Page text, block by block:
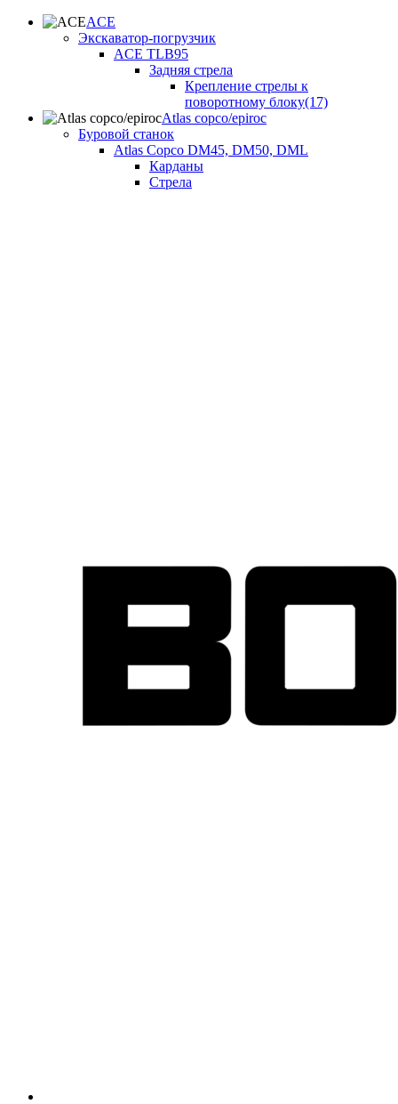
ACE
Экскаватор-погрузчик
ACE TLB95
Задняя стрела
Крепление стрелы к
поворотному блоку(17)
Atlas copco/epiroc
Буровой станок
Atlas Copco DM45, DM50, DML
Карданы
Стрела